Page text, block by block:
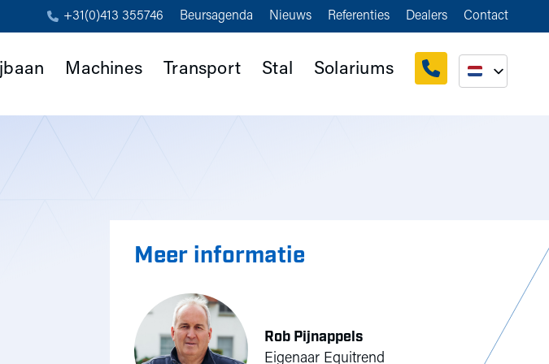
+31(0)413 355746 Beursagenda Nieuws Referenties Dealers Contact
Machines Transport Stal Solariums
Meer informatie
Rob Pijnappels
Eigenaar Equitrend